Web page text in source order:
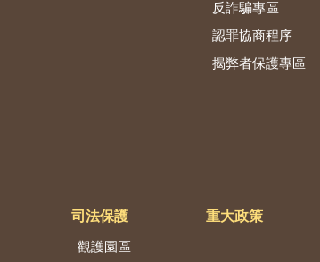
反詐騙專區
認罪協商程序
揭弊者保護專區
司法保護
觀護園區
重大政策